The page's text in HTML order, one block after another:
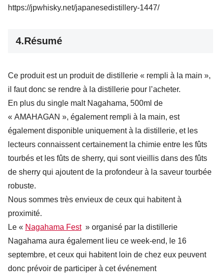
https://jpwhisky.net/japanesedistillery-1447/
4.Résumé
Ce produit est un produit de distillerie « rempli à la main »,
il faut donc se rendre à la distillerie pour l’acheter.
En plus du single malt Nagahama, 500ml de
« AMAHAGAN », également rempli à la main, est
également disponible uniquement à la distillerie, et les
lecteurs connaissent certainement la chimie entre les fûts
tourbés et les fûts de sherry, qui sont vieillis dans des fûts
de sherry qui ajoutent de la profondeur à la saveur tourbée
robuste.
Nous sommes très envieux de ceux qui habitent à
proximité.
Le « Nagahama Fest» organisé par la distillerie
Nagahama aura également lieu ce week-end, le 16
septembre, et ceux qui habitent loin de chez eux peuvent
donc prévoir de participer à cet événement